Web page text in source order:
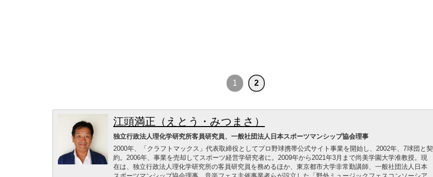
1 2
江頭満正（えとう・みつまさ）
独立行政法人理化学研究所客員研究員、一般社団法人日本スポーツマンシップ協会理事
2000年、「クラフトマックス」代表取締役としてプロ野球携帯公式サイト事業を開始し、2002年、7球団と契
約。2006年、事業を売却してスポーツ経営学研究者に。2009年から2021年3月まで尚美学園大学准教授。現
在は、独立行政法人理化学研究所の客員研究員を務めるほか、東京都市大学非常勤講師、一般社団法人日本